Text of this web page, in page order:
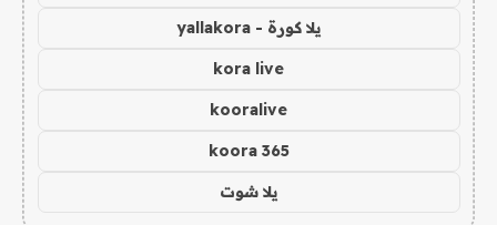
يلا كورة - yallakora
kora live
kooralive
koora 365
يلا شوت